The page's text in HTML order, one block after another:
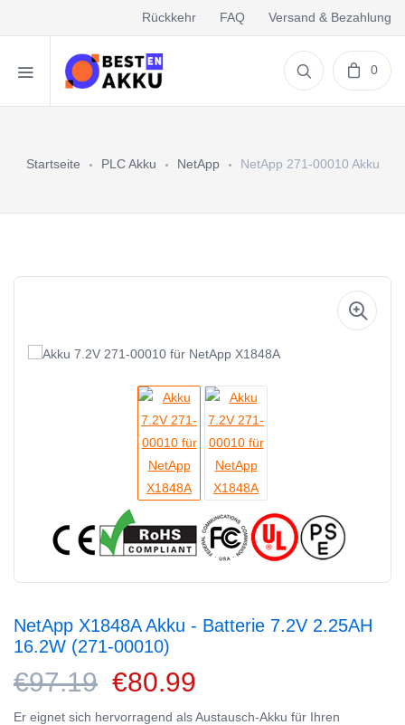
Rückkehr FAQ Versand & Bezahlung
0
Startseite PLC Akku NetApp NetApp 271-00010 Akku
NetApp X1848A Akku - Batterie 7.2V 2.25AH
16.2W (271-00010)
€97.19 €80.99
Er eignet sich hervorragend als Austausch-Akku für Ihren